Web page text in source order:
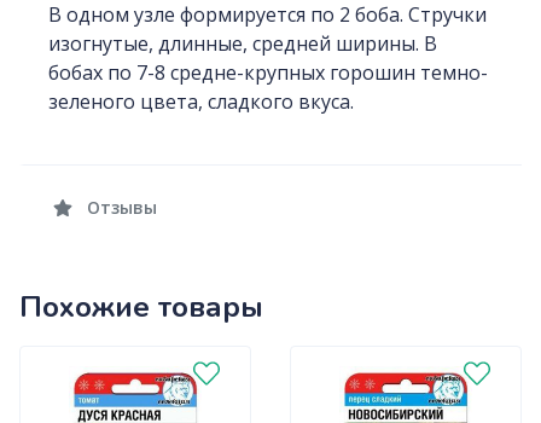
В одном узле формируется по 2 боба. Стручки
изогнутые, длинные, средней ширины. В
бобах по 7-8 средне-крупных горошин темно-
зеленого цвета, сладкого вкуса.
Отзывы
Похожие товары